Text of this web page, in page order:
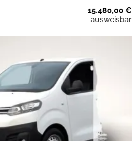
15.480,00 €
ausweisbar